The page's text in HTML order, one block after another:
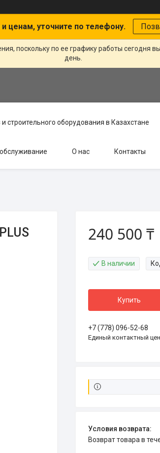
ценам, уточните по телефону.
поскольку по ее графику работы сегодня
день.
строительного оборудования в Казахстане
О нас Контакты
240 500 ₸
В наличии
Купить
+7 (778) 096-52-68
Единый контактный
возврат товара в